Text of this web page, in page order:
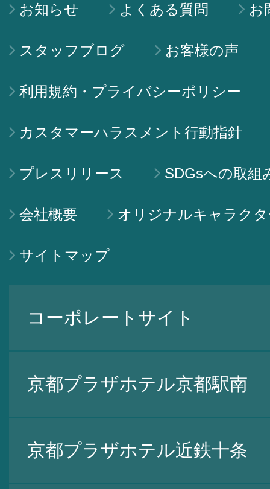
お知らせ よくある質問 お
スタッフブログ お客様の声
利用規約・プライバシーポリシー
カスタマーハラスメント行動指針
プレスリリース SDGsへの取組
会社概要 オリジナルキャラク
サイトマップ
コーポレートサイト
京都プラザホテル京都駅南
京都プラザホテル近鉄十条